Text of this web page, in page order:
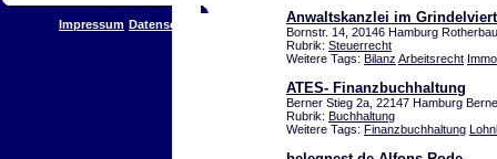
Impressum Datenschutz Anwaltskanzlei im
Bornstr. 14, 20146 Hamburg
Rubrik: Steuerrecht
Weitere Tags: Bilanz Arbeitsrecht
ATES- Finanzbuchhaltung
Berner Stieg 2a, 22147 Hamburg Berne
Rubrik: Buchhaltung
Weitere Tags: Finanzbuchhaltung